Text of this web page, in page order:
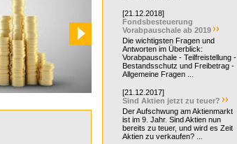
[21.12.2018]
Fondsbesteuerung
Vorabpauschale ab 2019
Die wichtigsten Fragen und
Antworten im Überblick:
Vorabpauschale - Teilfreistellung -
Bestandsschutz und Freibetrag -
Allgemeine Fragen ...
[21.12.2017]
Sind Aktien jetzt zu teuer?
Der Aufschwung am Aktienmarkt
ist im 9. Jahr. Sind Aktien nun
bereits zu teuer, und wird es Zeit
Aktien zu verkaufen? ...